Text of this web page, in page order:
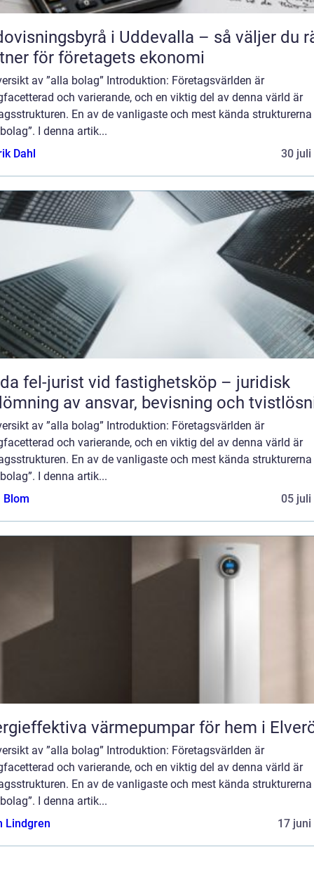
i Uddevalla – så väljer du
för företagets ekonomi
av ”alla bolag” Introduktion: Företagsvärlden är
och varierande, och en viktig del av denna värld är
En av de vanligaste och mest kända strukturerna
I denna artik...
Dahl
30 juli
fel-jurist vid fastighetsköp – juridisk
av ansvar, bevisning och
av ”alla bolag” Introduktion: Företagsvärlden är
och varierande, och en viktig del av denna värld är
En av de vanligaste och mest kända strukturerna
I denna artik...
Blom
05 juli
värmepumpar för hem i
av ”alla bolag” Introduktion: Företagsvärlden är
och varierande, och en viktig del av denna värld är
En av de vanligaste och mest kända strukturerna
I denna artik...
Lindgren
17 juni